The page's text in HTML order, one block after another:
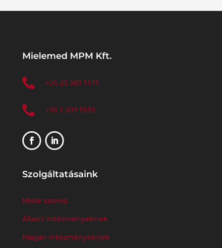
Mielemed MPM Kft.
 +36 20 380 1171
 +36 1 609 5533
Szolgáltatásaink
Miele szerviz
Állami intézményeknek
Magán intézményeknek